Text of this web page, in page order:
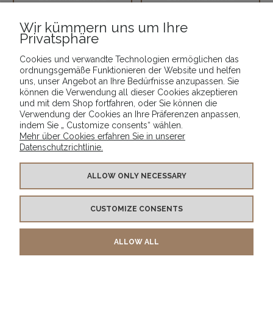
_Schuhe Braun
8,75 €
_Sheila_
129,42 €
Wir kümmern uns um Ihre
Privatsphäre
Cookies und verwandte Technologien ermöglichen das
ordnungsgemäße Funktionieren der Website und helfen
uns, unser Angebot an Ihre Bedürfnisse anzupassen. Sie
können die Verwendung all dieser Cookies akzeptieren
und mit dem Shop fortfahren, oder Sie können die
Verwendung der Cookies an Ihre Präferenzen anpassen,
indem Sie „ Customize consents“ wählen.
Mehr über Cookies erfahren Sie in unserer
Datenschutzrichtlinie.
ALLOW ONLY NECESSARY
CUSTOMIZE CONSENTS
ALLOW ALL